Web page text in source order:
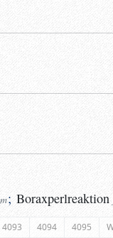
m; Boraxperlreaktion
4093 4094 4095